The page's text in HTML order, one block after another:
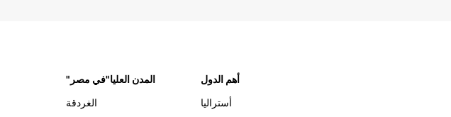
"المدن العليا"في مصر
الغردقة
أهم الدول
أستراليا